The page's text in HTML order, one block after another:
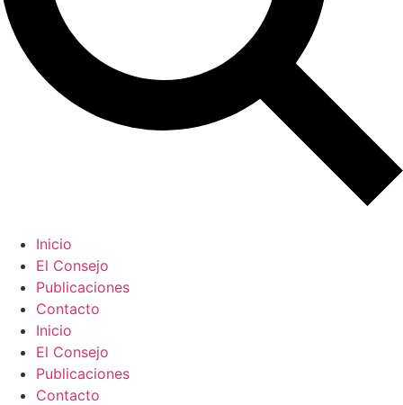
Inicio
El Consejo
Publicaciones
Contacto
Inicio
El Consejo
Publicaciones
Contacto